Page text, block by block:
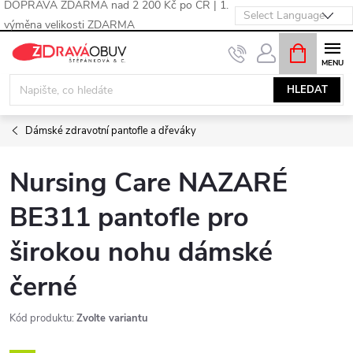
DOPRAVA ZDARMA nad 2 200 Kč po ČR | 1.
výměna velikosti ZDARMA
Přejít
obsah
HLEDAT
NÁKUPNÍ
KOŠÍK
Dámské zdravotní pantofle a dřeváky
Nursing Care NAZARÉ
BE311 pantofle pro
širokou nohu dámské
černé
Kód produktu: Zvolte variantu